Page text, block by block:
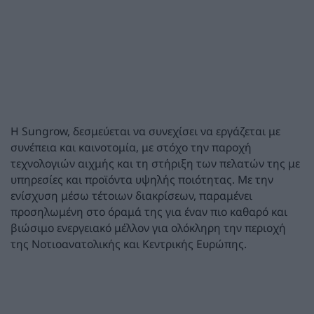
Η Sungrow, δεσμεύεται να συνεχίσει να εργάζεται με
συνέπεια και καινοτομία, με στόχο την παροχή
τεχνολογιών αιχμής και τη στήριξη των πελατών της με
υπηρεσίες και προϊόντα υψηλής ποιότητας. Με την
ενίσχυση μέσω τέτοιων διακρίσεων, παραμένει
προσηλωμένη στο όραμά της για έναν πιο καθαρό και
βιώσιμο ενεργειακό μέλλον για ολόκληρη την περιοχή
της Νοτιοανατολικής και Κεντρικής Ευρώπης.